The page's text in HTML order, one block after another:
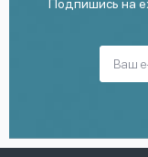
Подпишись на